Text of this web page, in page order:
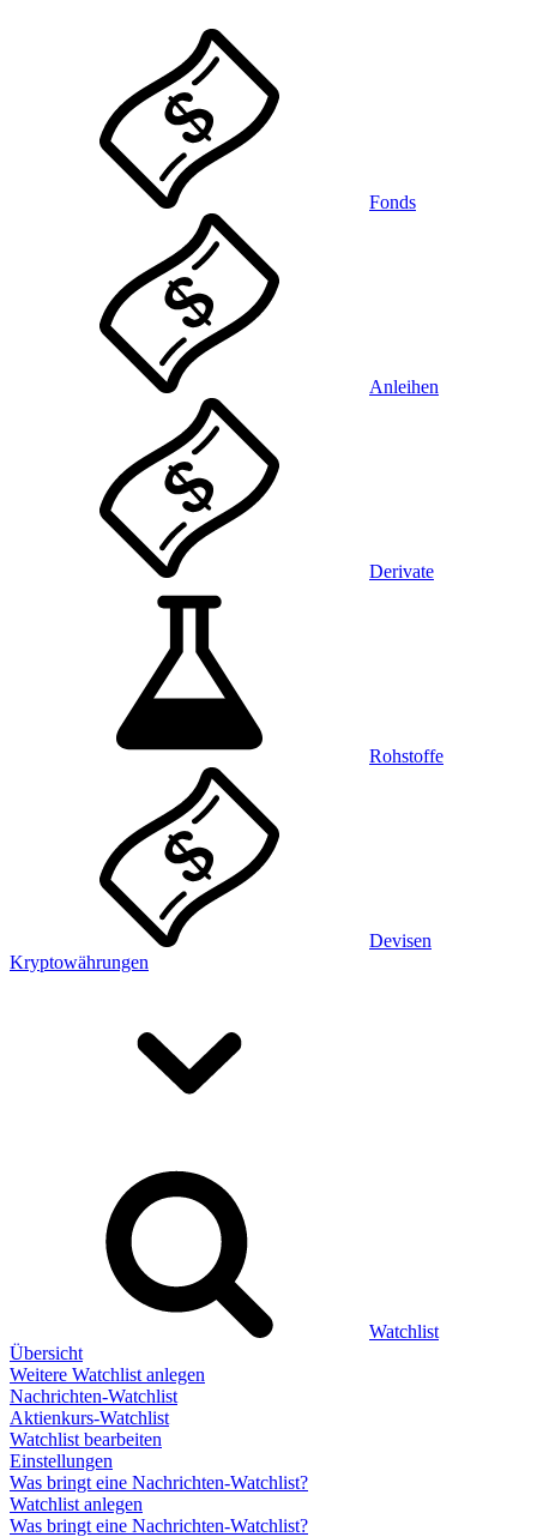
Fonds
Anleihen
Derivate
Rohstoffe
Devisen
Kryptowährungen
Watchlist
Übersicht
Weitere Watchlist anlegen
Nachrichten-Watchlist
Aktienkurs-Watchlist
Watchlist bearbeiten
Einstellungen
Was bringt eine Nachrichten-Watchlist?
Watchlist anlegen
Was bringt eine Nachrichten-Watchlist?